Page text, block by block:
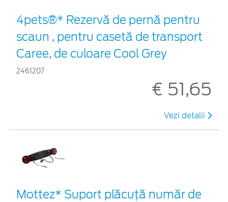
4pets®* Rezervă de pernă pentru
scaun , pentru casetă de transport
Caree, de culoare Cool Grey
2461207
€ 51,65
Vezi detalii
Mottez* Suport plăcuță număr de